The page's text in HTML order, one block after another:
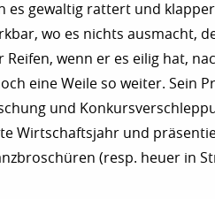
es gewaltig rattert und
wo es nichts ausmacht,
wenn er es eilig hat,
eine Weile so weiter. Sein
und
Wirtschaftsjahr und
(resp. heuer in